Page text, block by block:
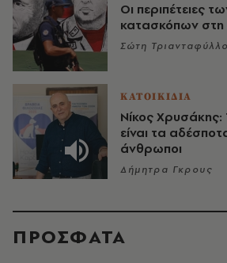
Οι περιπέτειες
κατασκόπων στη
Σώτη
ΚΑΤΟΙΚΙΔΙΑ
Νίκος
είναι τα
άνθρωποι
Δήμητρα Γκρους
ΠΡΟΣΦΑΤΑ